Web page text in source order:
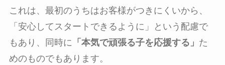
これは、最初のうちはお客様がつきにくいから、
「安心してスタートできるように」という配慮で
もあり、同時に 「本気で頑張る子を応援する」 た
めのものでもあります。